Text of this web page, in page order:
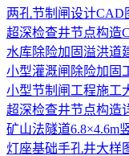
两孔节制闸设计CAD
超深检查井节点构造
水库除险加固溢洪道
小型灌溉闸除险加固
小型节制闸工程施工
超深检查井节点构造
矿山法隧道6.8×4.6m
灯座基础手孔井大样